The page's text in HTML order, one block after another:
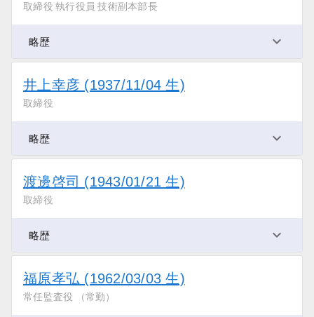
取締役 執行役員 技術副本部長
略歴
井上幸彦 (1937/11/04 生)
取締役
略歴
渡邊啓司 (1943/01/21 生)
取締役
略歴
福原孝弘 (1962/03/03 生)
常任監査役 （常勤）